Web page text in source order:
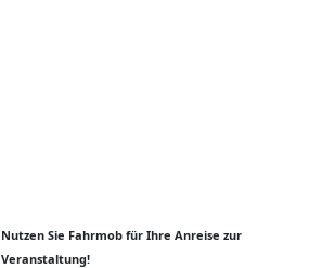
Nutzen Sie Fahrmob für Ihre Anreise zur
Veranstaltung!